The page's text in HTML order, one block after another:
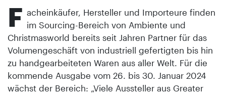
F acheinkäufer, Hersteller und Importeure finden
im Sourcing-Bereich von Ambiente und
Christmasworld bereits seit Jahren Partner für das
Volumengeschäft von industriell gefertigten bis hin
zu handgearbeiteten Waren aus aller Welt. Für die
kommende Ausgabe vom 26. bis 30. Januar 2024
wächst der Bereich: „Viele Aussteller aus Greater